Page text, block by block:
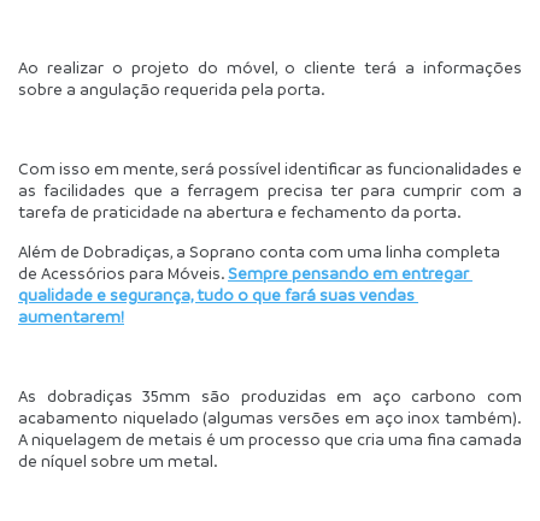
Ao realizar o projeto do móvel, o cliente terá a informações
sobre a angulação requerida pela porta.
Com isso em mente, será possível identificar as funcionalidades e
as facilidades que a ferragem precisa ter para cumprir com a
tarefa de praticidade na abertura e fechamento da porta.
Além de Dobradiças, a Soprano conta com uma linha completa
de Acessórios para Móveis. Sempre pensando em entregar
qualidade e segurança, tudo o que fará suas vendas
aumentarem!
As dobradiças 35mm são produzidas em aço carbono com
acabamento niquelado (algumas versões em aço inox também).
A niquelagem de metais é um processo que cria uma fina camada
de níquel sobre um metal.